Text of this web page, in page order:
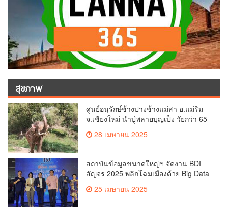
สุขภาพ
ศูนย์อนุรักษ์ช้างปางช้างแม่สา อ.แม่ริม
จ.เชียงใหม่ นำปู่พลายบุญเป็ง วัยกว่า 65
28 เมษายน 2025
สถาบันข้อมูลขนาดใหญ่ฯ จัดงาน BDI
สัญจร 2025 พลิกโฉมเมืองด้วย Big Data
ข้อมูลเพื่อยกระดับเมือง สังคม และ
25 เมษายน 2025